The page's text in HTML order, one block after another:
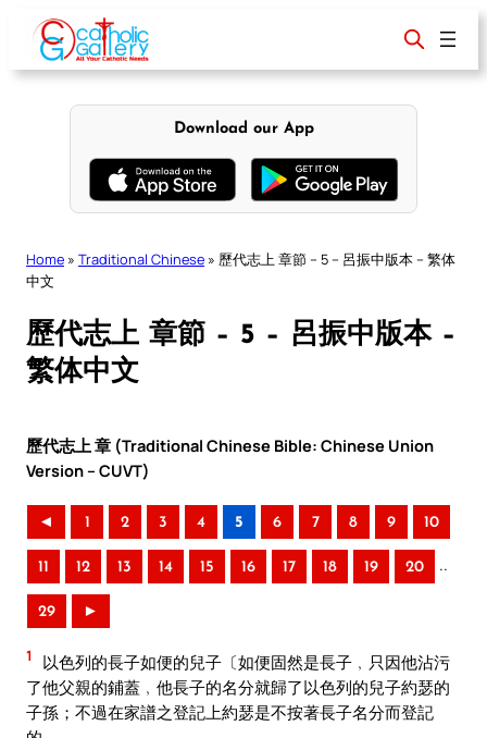
content
Download our App
Home » Traditional Chinese » 歷代志上 章節 – 5 – 呂振中版本 – 繁体
中文
歷代志上 章節 – 5 – 呂振中版本 –
繁体中文
歷代志上 章 (Traditional Chinese Bible: Chinese Union
Version – CUVT)
◄ 1 2 3 4 5 6 7 8 9 10
11 12 13 14 15 16 17 18 19 20 ..
29 ►
1
以色列的長子如便的兒子〔如便固然是長子﹐只因他沾污
了他父親的鋪蓋﹐他長子的名分就歸了以色列的兒子約瑟的
子孫；不過在家譜之登記上約瑟是不按著長子名分而登記